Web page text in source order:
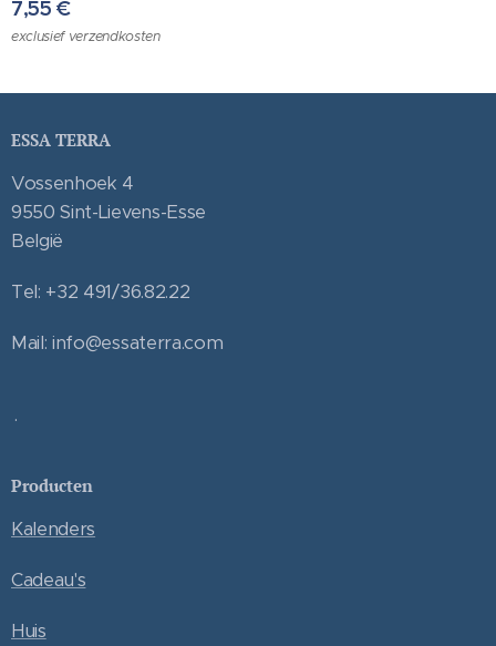
7,55 €
exclusief verzendkosten
ESSA TERRA
Vossenhoek 4
9550 Sint-Lievens-Esse
België
Tel: +32 491/36.82.22
Mail: info@essaterra.com
.
Producten
Kalenders
Cadeau's
Huis